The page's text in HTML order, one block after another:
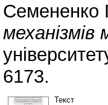
Семененко
механізмів
6173.
Текст